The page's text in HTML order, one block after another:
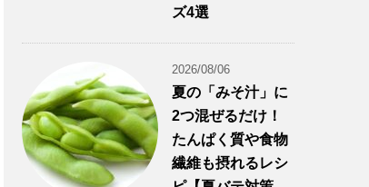
ズ4選
2026/08/06
夏の「みそ汁」に
2つ混ぜるだけ！
たんぱく質や食物
繊維も摂れるレシ